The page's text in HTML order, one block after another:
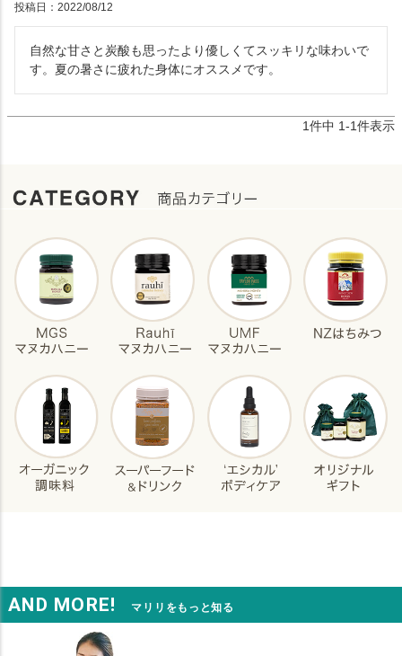
投稿日 2022/08/12
自然な甘さと炭酸も思ったより優しくてスッキリな味わいで
1件中 1-1件表示
AND MORE! マリリをもっと知る